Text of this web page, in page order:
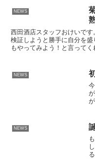
NEWS
西田酒店スタッフおけいで
検証しようと勝手に自分を
もやってみよう！と言って
NEWS
NEWS